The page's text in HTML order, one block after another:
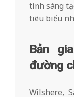
tính sáng
tiêu biểu
Bản
đường
Wilshere,